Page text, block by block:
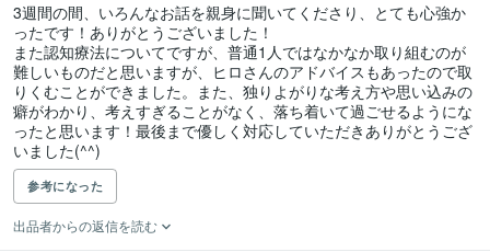
3週間の間、いろんなお話を親身に聞いてくださり、とても心強か
ったです！ありがとうございました！
また認知療法についてですが、普通1人ではなかなか取り組むのが
難しいものだと思いますが、ヒロさんのアドバイスもあったので取
りくむことができました。また、独りよがりな考え方や思い込みの
癖がわかり、考えすぎることがなく、落ち着いて過ごせるようにな
ったと思います！最後まで優しく対応していただきありがとうござ
いました(^^)
参考になった
出品者からの返信を読む